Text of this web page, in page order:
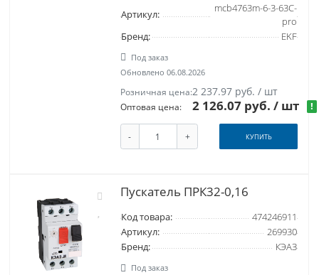
Артикул:
mcb4763m-6-3-63C-
pro
Бренд:
EKF
Под заказ
Обновлено 06.08.2026
Розничная цена:2 237.97 руб. / шт
Оптовая цена: 2 126.07 руб./ шт !
- + КУПИТЬ
Пускатель ПРК32-0,16
Код товара:
474246911
Артикул:
269930
Бренд:
КЭАЗ
Под заказ